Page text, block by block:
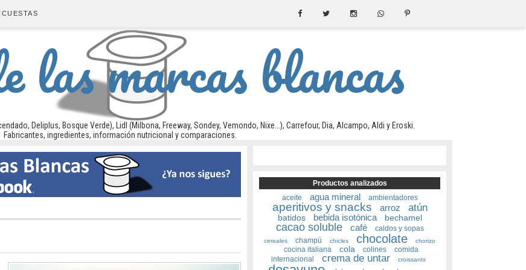
las marcas blancas
Deliplus, Bosque Verde), Lidl (Milbona, Freeway, Sondey, Vemondo, Nixe...), Carrefour, Dia, Alcampo, Aldi y Eroski.
Fabricantes, ingredientes, información nutricional y comparaciones.
Productos analizados
aceite
agua mineral ambientadores
aperitivos y snacks arroz atún
batidos bebida isotónica bechamel
cacao soluble café caldos y sopas
cereales champú chicles chocolate chorizo
cocina italiana cola colines
comida
internacional
crema de untar croissants